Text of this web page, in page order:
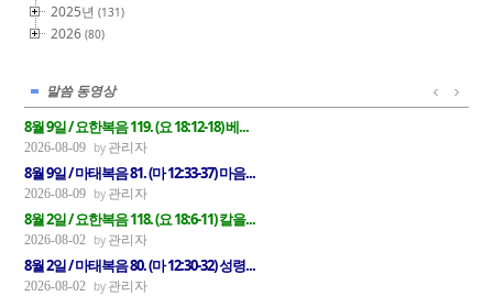
2025년(131)
2026(80)
말씀 동영상
8월 9일 / 요한복음 119. (요 18:12-18) 베...
2026-08-09 관리자
8월 9일 / 마태복음 81. (마 12:33-37) 마음...
2026-08-09 관리자
8월 2일 / 요한복음 118. (요 18:6-11) 칼을...
2026-08-02 관리자
8월 2일 / 마태복음 80. (마 12:30-32) 성령...
2026-08-02 관리자